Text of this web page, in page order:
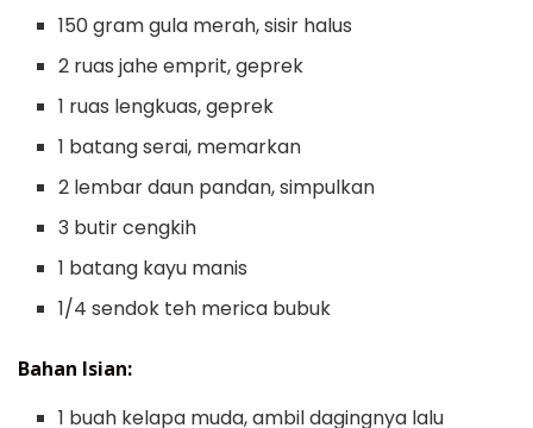
150 gram gula merah, sisir halus
2 ruas jahe emprit, geprek
1 ruas lengkuas, geprek
1 batang serai, memarkan
2 lembar daun pandan, simpulkan
3 butir cengkih
1 batang kayu manis
1/4 sendok teh merica bubuk
Bahan Isian:
1 buah kelapa muda, ambil dagingnya lalu